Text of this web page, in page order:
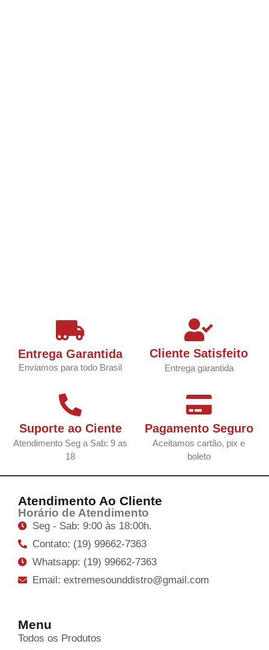
Entrega Garantida
Enviamos para todo Brasil
Cliente Satisfeito
Entrega garantida
Suporte ao Ciente
Atendimento Seg a Sab: 9 as
18
Pagamento Seguro
Aceitamos cartão, pix e
boleto
Atendimento Ao Cliente
Horário de Atendimento
Seg - Sab: 9:00 às 18:00h.
Contato: (19) 99662-7363
Whatsapp: (19) 99662-7363
Email: extremesounddistro@gmail.com
Menu
Todos os Produtos